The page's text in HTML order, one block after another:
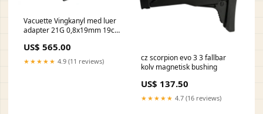
Vacuette Vingkanyl med luer
adapter 21G 0,8x19mm 19cm
US$ 565.00
★★★★★ 4.9 (11 reviews)
cz scorpion evo 3 3 fallbar
kolv magnetisk bushing
US$ 137.50
★★★★★ 4.7 (16 reviews)